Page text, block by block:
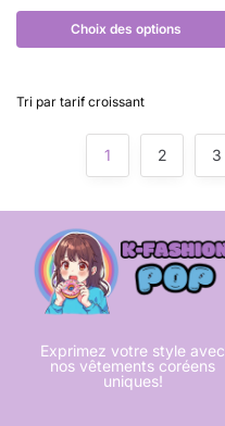
Choix des options
1 2 3
Exprimez votre style avec
nos vêtements coréens
uniques!